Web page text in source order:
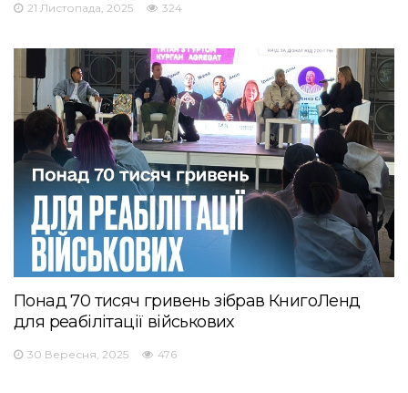
21 Листопада, 2025 324
Понад 70 тисяч гривень зібрав КнигоЛенд
для реабілітації військових
30 Вересня, 2025 476